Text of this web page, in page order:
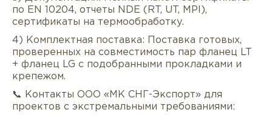
по EN 10204, отчеты NDE (RT, UT, MPI),
сертификаты на термообработку.
4) Комплектная поставка: Поставка готовых,
проверенных на совместимость пар фланец LT
+ фланец LG с подобранными прокладками и
крепежом.
📞 Контакты ООО «МК СНГ-Экспорт» для
проектов с экстремальными требованиями: